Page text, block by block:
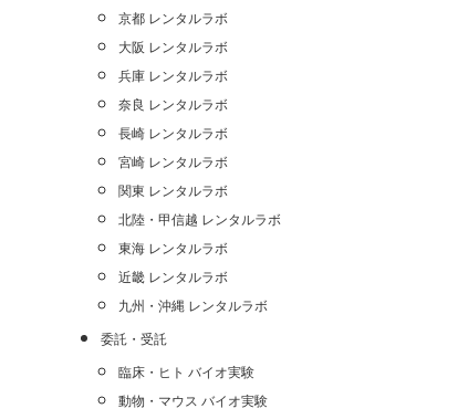
京都 レンタルラボ
大阪 レンタルラボ
兵庫 レンタルラボ
奈良 レンタルラボ
長崎 レンタルラボ
宮崎 レンタルラボ
関東 レンタルラボ
北陸・甲信越 レンタルラボ
東海 レンタルラボ
近畿 レンタルラボ
九州・沖縄 レンタルラボ
委託・受託
臨床・ヒト バイオ実験
動物・マウス バイオ実験